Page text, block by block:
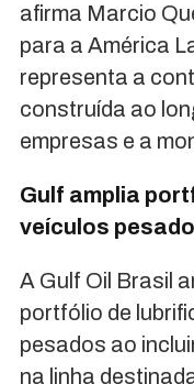
afirma Marcio
para a América
representa a
construída ao
empresas e a
Gulf amplia
veículos
A Gulf Oil Brasil
portfólio de
pesados ao
na linha